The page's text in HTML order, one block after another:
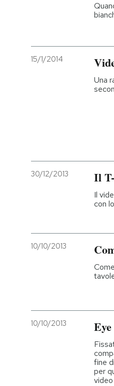
15/1/2014
Una
30/12/2013 Il
Il
con
10/10/2013
10/10/2013
fine
per